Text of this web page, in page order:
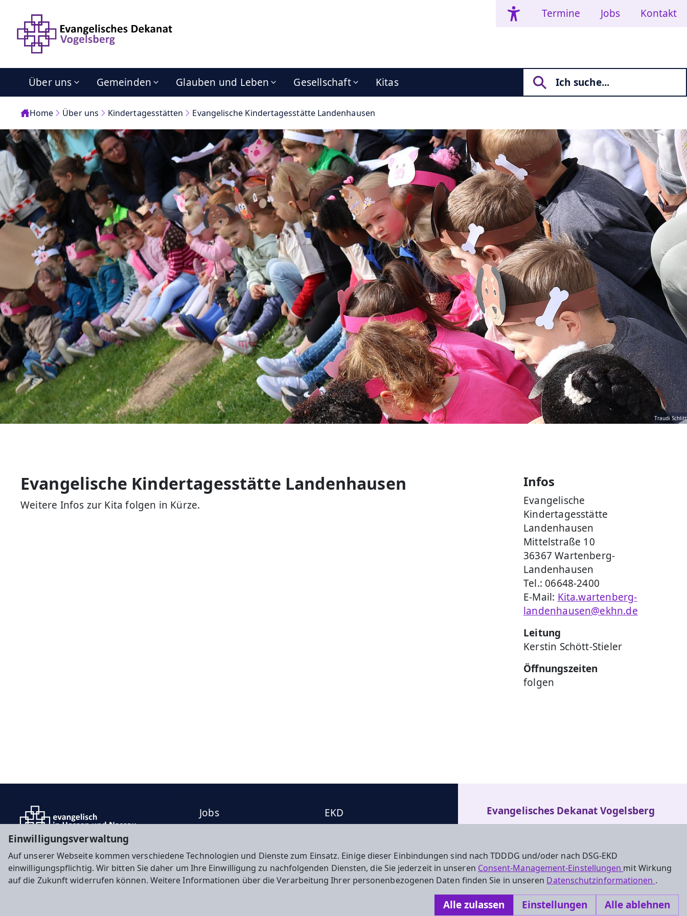
Einwilligungsverwaltung
Auf unserer Webseite kommen verschiedene Technologien und Dienste zum Einsatz. Einige dieser Einbindungen sind nach TDDDG und/oder nach DSG-EKD
einwilligungspflichtig. Wir bitten Sie daher um Ihre Einwilligung zu nachfolgenden Diensten, die Sie jederzeit in unseren Consent-Management-Einstellungen mit Wirkung
auf die Zukunft widerrufen können. Weitere Informationen über die Verarbeitung Ihrer personenbezogenen Daten finden Sie in unseren Datenschutzinformationen .
Alle zulassen Einstellungen Alle ablehnen
Termine Jobs Kontakt
Über uns Gemeinden Glauben und Leben Gesellschaft Kitas
Home Über uns Kindertagesstätten Evangelische Kindertagesstätte Landenhausen
Traudi Schlitt
Evangelische Kindertagesstätte Landenhausen
Weitere Infos zur Kita folgen in Kürze.
Infos
Evangelische
Kindertagesstätte
Landenhausen
Mittelstraße 10
36367 Wartenberg-
Landenhausen
Tel.: 06648-2400
E-Mail: Kita.wartenberg-
landenhausen@ekhn.de
Leitung
Kerstin Schött-Stieler
Öffnungszeiten
folgen
Jobs
EKD
Evangelisches Dekanat Vogelsberg
Fulder Tor 28
Tel.: 06631-911490
Dekanat.Vogelsberg@ekhn.de